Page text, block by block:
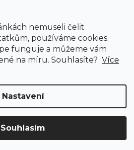
nemuseli čelit
používáme cookies.
funguje a můžeme vám
na míru. Souhlasíte? Více
Nastavení
Souhlasím
Vytvořil Shoptet
PLOTZ s.r.o.. Všechna práva